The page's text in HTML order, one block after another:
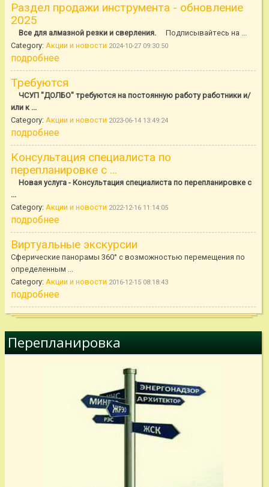
Раздел продажи инструмента - обновление
2025
Все для алмазной резки и сверления. Подписывайтесь на ...
Category: Акции и новости 2024-10-27 09:30:50
подробнее
Требуются
ЧСУП "ДОЛБО" требуются на постоянную работу работники и/
или к ...
Category: Акции и новости 2023-06-14 13:49:24
подробнее
Консультация специалиста по
перепланировке с ...
Новая услуга - Консультация специалиста по перепланировке с
...
Category: Акции и новости 2022-12-16 11:14:05
подробнее
Виртуальные экскурсии
Сферические панорамы 360° с возможностью перемещения по
определенным ...
Category: Акции и новости 2016-12-15 08:18:43
подробнее
Перепланировка